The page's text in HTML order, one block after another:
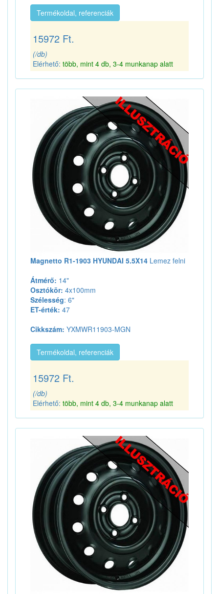
Termékoldal, referenciák
15972 Ft.
(/db)
Elérhető: több, mint 4 db, 3-4 munkanap alatt
Magnetto R1-1903 HYUNDAI 5.5X14 Lemez felni
Átmérő: 14"
Osztókör: 4x100mm
Szélesség: 6"
ET-érték: 47
Cikkszám: YXMWR11903-MGN
Termékoldal, referenciák
15972 Ft.
(/db)
Elérhető: több, mint 4 db, 3-4 munkanap alatt